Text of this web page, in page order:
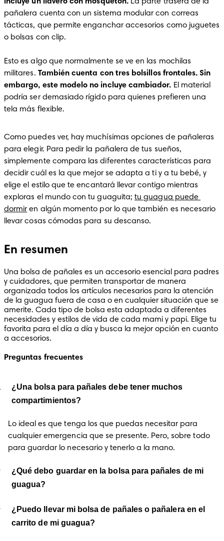
pañalera cuenta con un sistema modular con correas
tácticas, que permite enganchar accesorios como juguetes
o bolsas con clip.
Esto es algo que normalmente se ve en las mochilas
militares. También cuenta con tres bolsillos frontales. Sin
embargo, este modelo no incluye cambiador. El material
podría ser demasiado rígido para quienes prefieren una
tela más flexible.
Como puedes ver, hay muchísimas opciones de pañaleras
para elegir. Para pedir la pañalera de tus sueños,
simplemente compara las diferentes características para
decidir cuál es la que mejor se adapta a ti y a tu bebé, y
elige el estilo que te encantará llevar contigo mientras
exploras el mundo con tu guaguita; tu guagua puede
dormir en algún momento por lo que también es necesario
llevar cosas cómodas para su descanso.
En resumen
Una bolsa de pañales es un accesorio esencial para padres
y cuidadores, que permiten transportar de manera
organizada todos los artículos necesarios para la atención
de la guagua fuera de casa o en cualquier situación que se
amerite. Cada tipo de bolsa esta adaptada a diferentes
necesidades y estilos de vida de cada mami y papi. Elige tu
favorita para el día a día y busca la mejor opción en cuanto
a accesorios.
Preguntas frecuentes
¿Una bolsa para pañales debe tener muchos
compartimientos?
Lo ideal es que tenga los que puedas necesitar para
cualquier emergencia que se presente. Pero, sobre todo
para guardar lo necesario y tenerlo a la mano.
¿Qué debo guardar en la bolsa para pañales de mi
guagua?
¿Puedo llevar mi bolsa de pañales o pañalera en el
carrito de mi guagua?